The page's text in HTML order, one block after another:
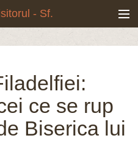
- Sf.
ce se rup
Biserica lui